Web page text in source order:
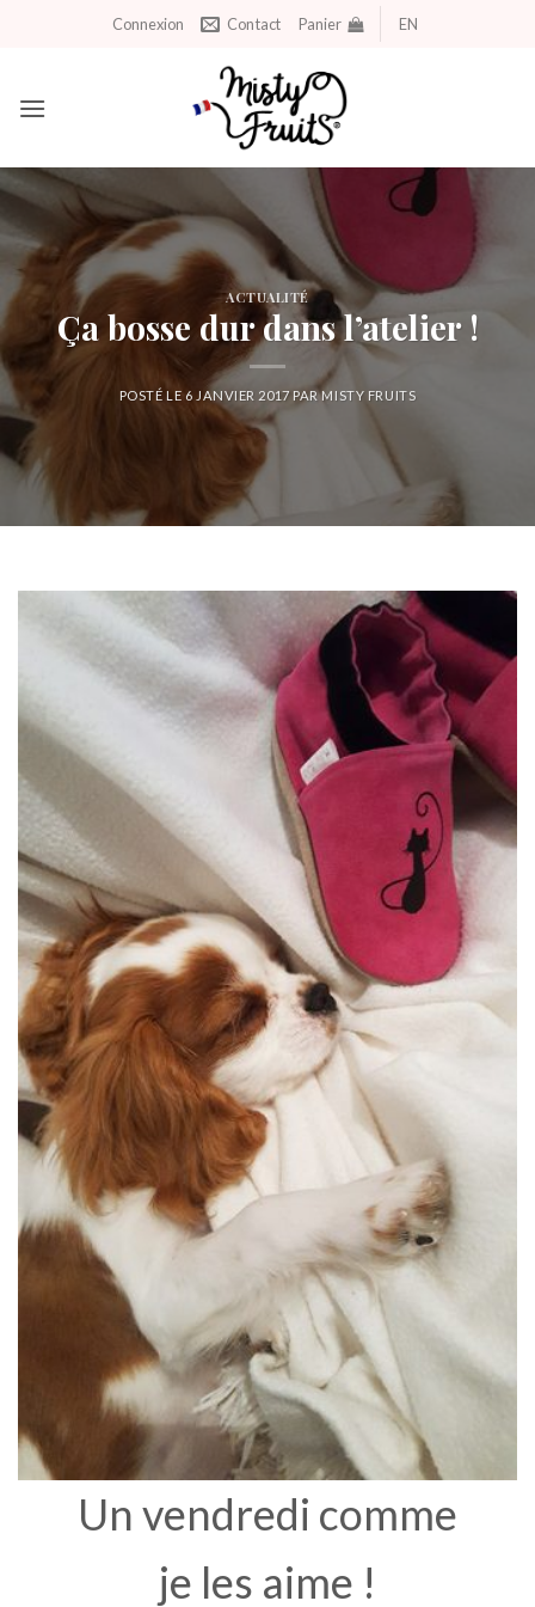
Connexion Contact Panier EN
ACTUALITÉ
Ça bosse dur dans l’atelier !
POSTÉ LE 6 JANVIER 2017PARMISTY FRUITS
Un vendredi comme
je les aime !